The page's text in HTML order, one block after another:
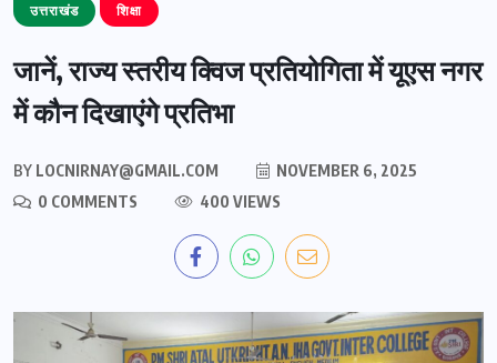
उत्तराखंड शिक्षा
जानें, राज्य स्तरीय क्विज प्रतियोगिता में यूएस नगर
में कौन दिखाएंगे प्रतिभा
BY LOCNIRNAY@GMAIL.COM
NOVEMBER 6, 2025
0 COMMENTS
400 VIEWS